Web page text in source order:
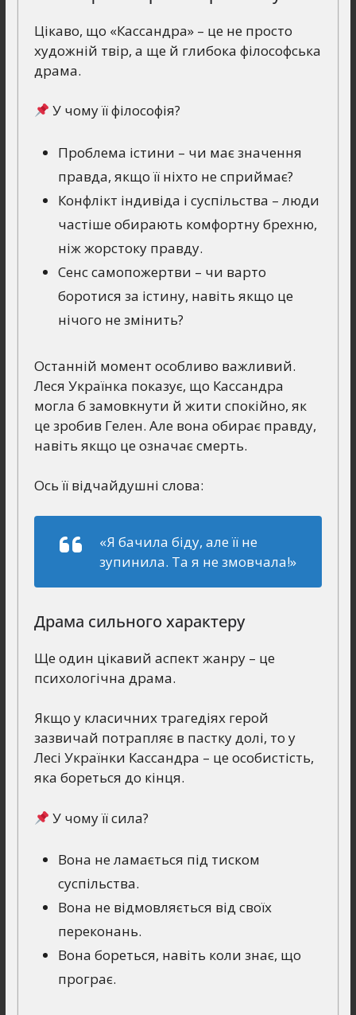
Цікаво, що «Кассандра» – це не просто
художній твір, а ще й глибока філософська
драма.
У чому її філософія?
Проблема істини – чи має значення
правда, якщо її ніхто не сприймає?
Конфлікт індивіда і суспільства – люди
частіше обирають комфортну брехню,
ніж жорстоку правду.
Сенс самопожертви – чи варто
боротися за істину, навіть якщо це
нічого не змінить?
Останній момент особливо важливий.
Леся Українка показує, що Кассандра
могла б замовкнути й жити спокійно, як
це зробив Гелен. Але вона обирає правду,
навіть якщо це означає смерть.
Ось її відчайдушні слова:
«Я бачила біду, але її не
зупинила. Та я не змовчала!»
Драма сильного характеру
Ще один цікавий аспект жанру – це
психологічна драма.
Якщо у класичних трагедіях герой
зазвичай потрапляє в пастку долі, то у
Лесі Українки Кассандра – це особистість,
яка бореться до кінця.
У чому її сила?
Вона не ламається під тиском
суспільства.
Вона не відмовляється від своїх
переконань.
Вона бореться, навіть коли знає, що
програє.